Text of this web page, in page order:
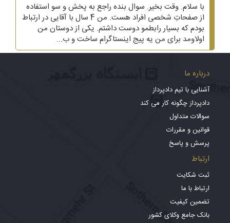
با سلام. وقت بخیر. سوال بنده راجع به پخش و سو استفاده
از صفحاتِ شخصی افراد هست. من 4 سال با آقایی در ارتباط
بودم که بسیار رابطمو دوست داشتم. یکی از دوستان من
اولاومد برای من یه پیج اینستاگرام ساخت و ب...
درباره ما
آشنایی با تیم دادپرداز
دادپرداز چگونه کار می کند
سوالات متداول
قوانین و مقررات
پرسش و پاسخ
ارتباط
ثبت شکایت
ارتباط با ما
تضمین کیفیت
بانک جامع وکلای کشور